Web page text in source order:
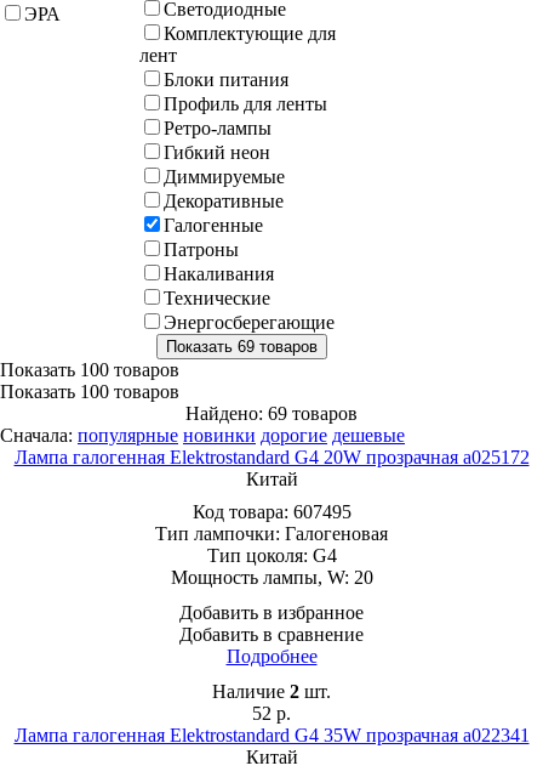
ЭРА
Светодиодные
Комплектующие для
лент
Блоки питания
Профиль для ленты
Ретро-лампы
Гибкий неон
Диммируемые
Декоративные
Галогенные
Патроны
Накаливания
Технические
Энергосберегающие
Показать 100 товаров
Показать 100 товаров
Найдено: 69 товаров
Сначала: популярные новинки дорогие дешевые
Лампа галогенная Elektrostandard G4 20W прозрачная a025172
Китай
Код товара: 607495
Тип лампочки: Галогеновая
Тип цоколя: G4
Мощность лампы, W: 20
Добавить в избранное
Добавить в сравнение
Подробнее
Наличие 2 шт.
52 р.
Лампа галогенная Elektrostandard G4 35W прозрачная a022341
Китай